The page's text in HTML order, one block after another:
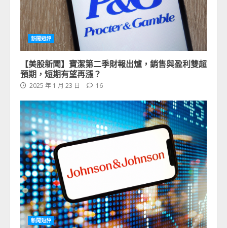
新聞短評
【美股新聞】寶潔第二季財報出爐，銷售與盈利雙超
預期，短期有望再漲？
2025 年 1 月 23 日 16
新聞短評